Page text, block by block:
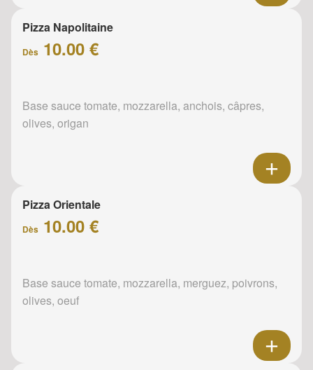
Pizza Napolitaine
Dès 10.00 €
Base sauce tomate, mozzarella, anchois, câpres,
olives, origan
Pizza Orientale
Dès 10.00 €
Base sauce tomate, mozzarella, merguez, poivrons,
olives, oeuf